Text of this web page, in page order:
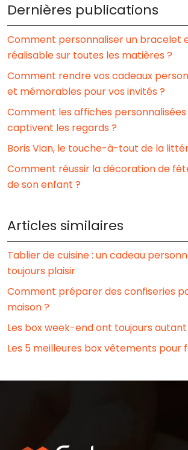
Dernières publications
Comment personnaliser un bracelet
réalisable sur toutes les matières ?
Comment rendre vos cadeaux
et mémorables pour vos invités ?
Comment les affiches
captivent les regards ?
Boris Vian, le touche-à-tout de la
Comment réussir la décoration de
de son enfant ?
Articles similaires
Tablier de cuisine : un cadeau
toujours plaisir
Comment préparer des confiseries
maison ?
Les box week-end ont toujours
Les 5 meilleures box vêtements pour